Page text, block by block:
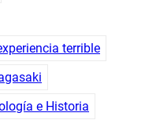
terrible
e Historia